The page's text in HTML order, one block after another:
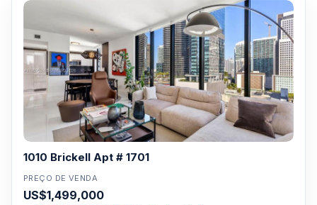
1010 Brickell Apt # 1701
PREÇO DE VENDA
US$1,499,000